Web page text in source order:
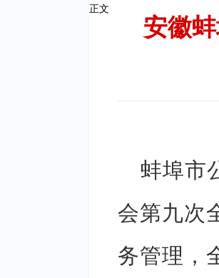
正文
安徽
蚌埠市
会第九次
务管理，